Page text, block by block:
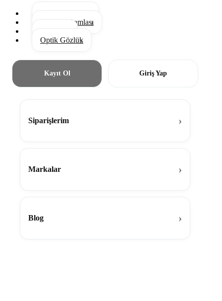
Gözyaşı Damlası
Optik Gözlük
Kayıt Ol Giriş Yap
Siparişlerim
Markalar
Blog